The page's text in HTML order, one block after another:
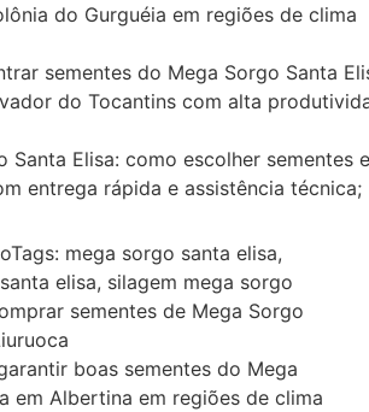
do Gurguéia em regiões de clima
sementes do Mega Sorgo Santa
do Tocantins com alta
Santa Elisa: como escolher sementes
entrega rápida e assistência técnica;
Tags: mega sorgo santa elisa,
elisa, silagem mega sorgo
sementes de Mega Sorgo
boas sementes do Mega
em Albertina em regiões de clima